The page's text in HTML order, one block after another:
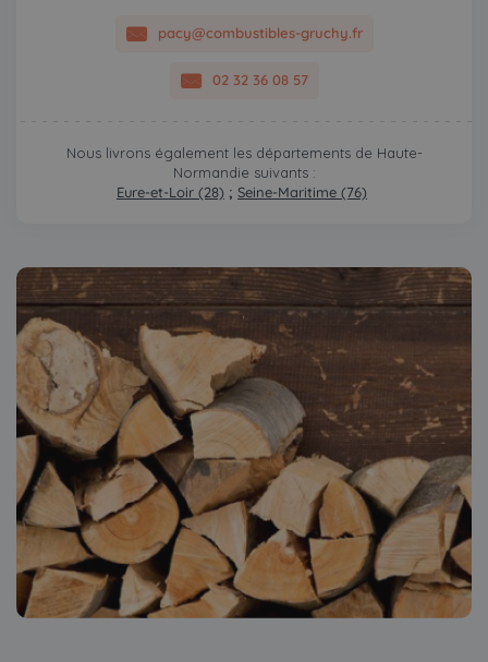
pacy@combustibles-gruchy.fr
02 32 36 08 57
Nous livrons également les départements de Haute-
Normandie suivants :
Eure-et-Loir (28) ; Seine-Maritime (76)